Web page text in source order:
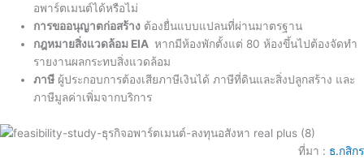
อพาร์ตเมนต์ได้หรือไม่
การขออนุญาตก่อสร้าง ต้องยื่นแบบแปลนที่ผ่านมาตรฐาน
กฎหมายสิ่งแวดล้อม EIA หากมีห้องพักตั้งแต่ 80 ห้องขึ้นไปต้องจัดทำ
รายงานผลกระทบสิ่งแวดล้อม
ภาษี ผู้ประกอบการต้องเสียภาษีเงินได้ ภาษีที่ดินและสิ่งปลูกสร้าง และ
ภาษีมูลค่าเพิ่มจากบริการ
ที่มา : ธ.กสิกร